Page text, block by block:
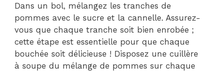
Dans un bol, mélangez les tranches de
pommes avec le sucre et la cannelle. Assurez-
vous que chaque tranche soit bien enrobée ;
cette étape est essentielle pour que chaque
bouchée soit délicieuse ! Disposez une cuillère
à soupe du mélange de pommes sur chaque